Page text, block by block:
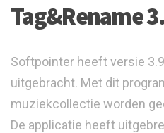
Tag&Rename
Softpointer heeft versie
uitgebracht. Met dit
muziekcollectie worden
De applicatie heeft